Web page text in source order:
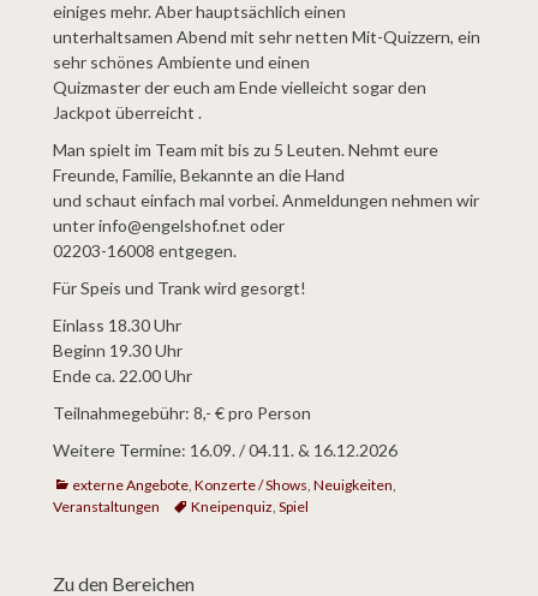
einiges mehr. Aber hauptsächlich einen
unterhaltsamen Abend mit sehr netten Mit-Quizzern, ein
sehr schönes Ambiente und einen
Quizmaster der euch am Ende vielleicht sogar den
Jackpot überreicht .
Man spielt im Team mit bis zu 5 Leuten. Nehmt eure
Freunde, Familie, Bekannte an die Hand
und schaut einfach mal vorbei. Anmeldungen nehmen wir
unter info@engelshof.net oder
02203-16008 entgegen.
Für Speis und Trank wird gesorgt!
Einlass 18.30 Uhr
Beginn 19.30 Uhr
Ende ca. 22.00 Uhr
Teilnahmegebühr: 8,- € pro Person
Weitere Termine: 16.09. / 04.11. & 16.12.2026
Kategorien
externe Angebote, Konzerte / Shows, Neuigkeiten,
Veranstaltungen
TagsKneipenquiz, Spiel
Zu den Bereichen